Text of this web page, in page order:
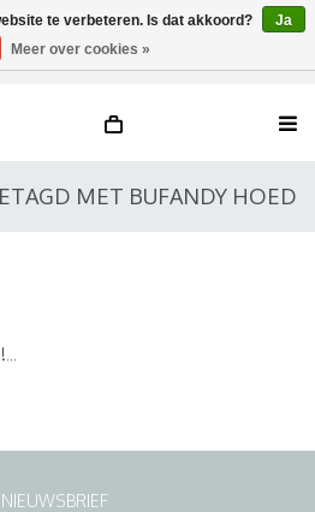
MET BUFANDY HOED
te verbeteren. Is dat akkoord?
Ja
Meer over cookies »